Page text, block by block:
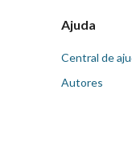
Ajuda
Central de
Autores